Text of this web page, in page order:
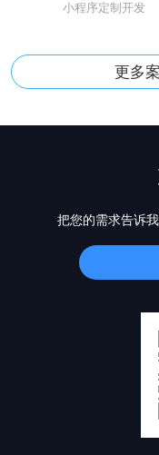
小程序定制开发
更多
把您的需求告诉